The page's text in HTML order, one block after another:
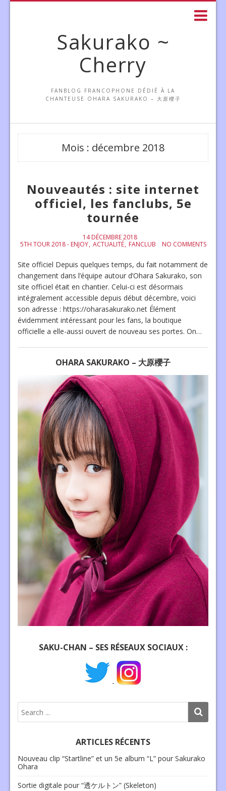
Sakurako ~
Cherry
FANBLOG FRANCOPHONE DÉDIÉ À LA
CHANTEUSE OHARA SAKURAKO – 大原櫻子
Mois : décembre 2018
Nouveautés : site internet
officiel, les fanclubs, 5e
tournée
14 DÉCEMBRE 2018
5TH TOUR 2018 - ENJOY ACTUALITÉ FANCLUB NO COMMENTS
Site officiel Depuis quelques temps, du fait notamment de
changement dans l’équipe autour d’Ohara Sakurako, son
site officiel était en chantier. Celui-ci est désormais
intégralement accessible depuis début décembre, voici
son adresse : https://oharasakurako.net Élément
évidemment intéressant pour les fans, la boutique
officielle a elle-aussi ouvert de nouveau ses portes. On…
OHARA SAKURAKO – 大原櫻子
SAKU-CHAN – SES RÉSEAUX SOCIAUX :
-
ARTICLES RÉCENTS
Nouveau clip “Startline” et un 5e album “L” pour Sakurako
Ohara
Sortie digitale pour “透ケルトン” (Skeleton)